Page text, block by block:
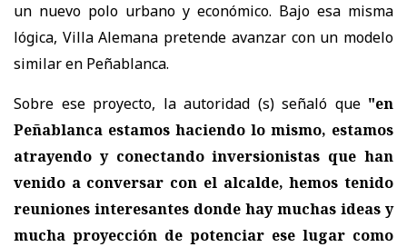
un nuevo polo urbano y económico. Bajo esa misma
lógica, Villa Alemana pretende avanzar con un modelo
similar en Peñablanca.
Sobre ese proyecto, la autoridad (s) señaló que"en
Peñablanca estamos haciendo lo mismo, estamos
atrayendo y conectando inversionistas que han
venido a conversar con el alcalde, hemos tenido
reuniones interesantes donde hay muchas ideas y
mucha proyección de potenciar ese lugar como